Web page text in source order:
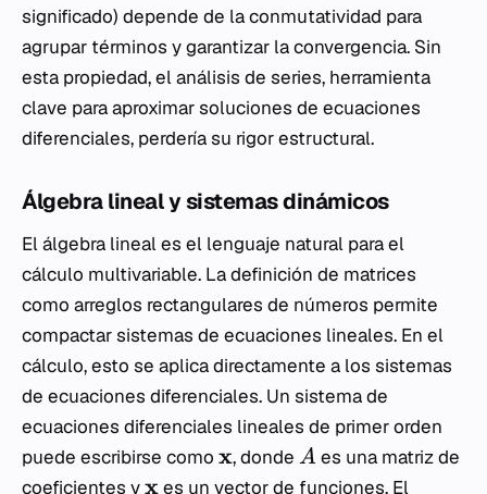
significado) depende de la conmutatividad para
agrupar términos y garantizar la convergencia. Sin
esta propiedad, el análisis de series, herramienta
clave para aproximar soluciones de ecuaciones
diferenciales, perdería su rigor estructural.
Álgebra lineal y sistemas dinámicos
El álgebra lineal es el lenguaje natural para el
cálculo multivariable. La definición de matrices
como arreglos rectangulares de números permite
compactar sistemas de ecuaciones lineales. En el
cálculo, esto se aplica directamente a los sistemas
de ecuaciones diferenciales. Un sistema de
ecuaciones diferenciales lineales de primer orden
puede escribirse como x, donde A es una matriz de
coeficientes yxes un vector de funciones. El